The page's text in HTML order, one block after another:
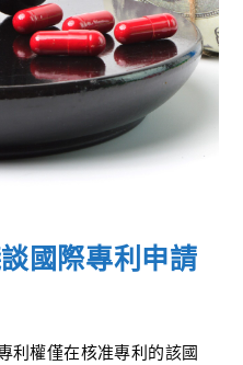
國際專利申請
利權僅在核准專利的該國